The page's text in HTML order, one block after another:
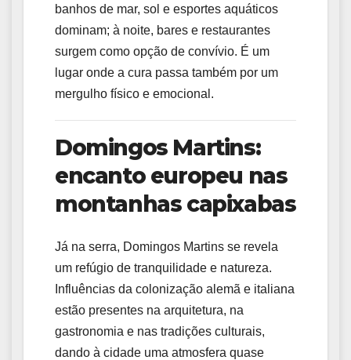
banhos de mar, sol e esportes aquáticos
dominam; à noite, bares e restaurantes
surgem como opção de convívio. É um
lugar onde a cura passa também por um
mergulho físico e emocional.
Domingos Martins:
encanto europeu nas
montanhas capixabas
Já na serra, Domingos Martins se revela
um refúgio de tranquilidade e natureza.
Influências da colonização alemã e italiana
estão presentes na arquitetura, na
gastronomia e nas tradições culturais,
dando à cidade uma atmosfera quase